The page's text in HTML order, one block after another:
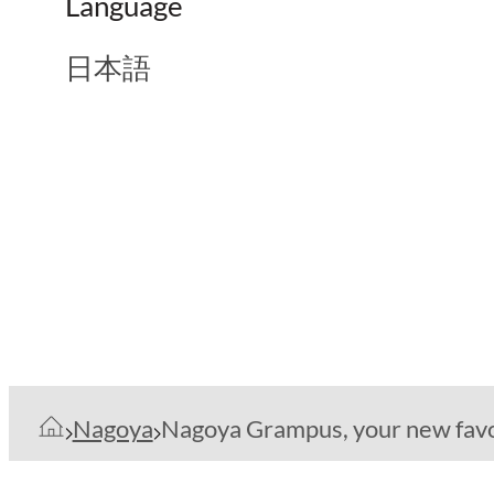
日本語
Nagoya Nagoya Grampus, your new